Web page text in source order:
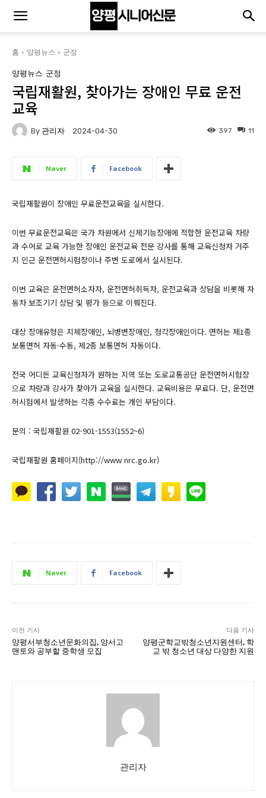
홈 양평뉴스 군정
양평뉴스 군정
국립재활원, 찾아가는 장애인 무료 운전
교육
By 관리자 2024-04-30 11
397
Naver Facebook
국립재활원이 장애인 무료운전교육을 실시한다.
이번 무료운전교육은 국가 차원에서 신체기능장애에 적합한 운전교육 차량
과 수어로 교육 가능한 장애인 운전교육 전문 강사를 통해 교육신청자 거주
지 인근 운전면허시험장이나 주변 도로에서 실시된다.
이번 교육은 운전면허소자자, 운전면허취득자, 운전교육과 상담을 비롯해 자
동차 보조기기 상담 및 평가 등으로 이뤄진다.
대상 장애유형은 지체장애인, 뇌병변장애인, 청각장애인이다. 면허는 제1종
보통면허 자동·수동, 제2종 보통면허 자동이다.
전국 어디든 교육신청자가 원하는 지역 또는 도로교통공단 운전면허시험장
으로 차량과 강사가 찾아가 교육을 실시한다. 교육비용은 무료다. 단, 운전면
허시험에서 발생하는 각종 수수료는 개인 부담이다.
문의 : 국립재활원 02-901-1553(1552~6)
국립재활원 홈페이지(http://www nrc.go.kr)
Naver Facebook
이전 기사
양평서부청소년문화의집, 양서고
맨토와 공부할 중학생 모집
다음 기사
양평군학교밖청소년지원센터, 학
교 밖 청소년 대상 다양한 지원
관리자